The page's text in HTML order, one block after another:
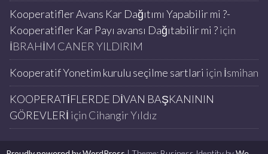
Kooperatifler Avans Kar Dağıtımı Yapabilir mi ?-
Kooperatifler Kar Payı avansı Dağıtabilir mi ?için
İBRAHİM CANER YILDIRIM
Kooperatif Yonetim kurulu seçilme sartlari için İsmihan
KOOPERATİFLERDE DİVAN BAŞKANININ
GÖREVLERİ için Cihangir Yıldız